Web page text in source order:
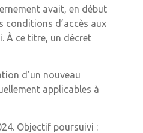
avait, en début
conditions d’accès aux
À ce titre, un décret
d’un nouveau
applicables à
Objectif poursuivi :